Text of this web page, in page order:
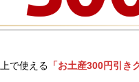
で使える 「お土産300円引き